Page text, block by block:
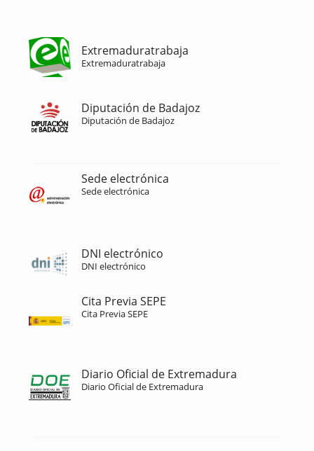
Extremaduratrabaja
Extremaduratrabaja
Diputación de Badajoz
Diputación de Badajoz
Sede electrónica
Sede electrónica
DNI electrónico
DNI electrónico
Cita Previa SEPE
Cita Previa SEPE
Diario Oficial de Extremadura
Diario Oficial de Extremadura